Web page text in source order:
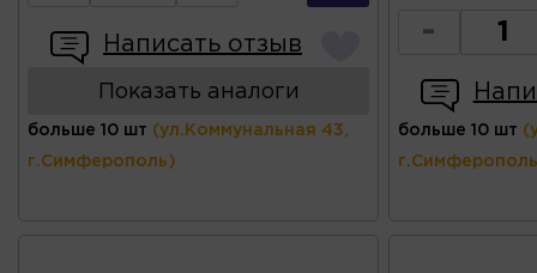
Написать отзыв
Показать аналоги
больше 10 шт (ул.Коммунальная 43,
г.Симферополь)
-
больше 10 шт